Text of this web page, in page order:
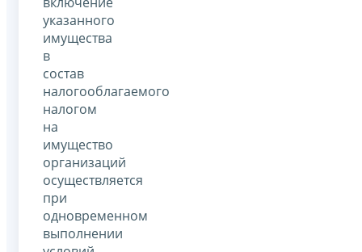
указанного
имущества
в
состав
налогооблагаемого
налогом
на
имущество
организаций
осуществляется
при
одновременном
выполнении